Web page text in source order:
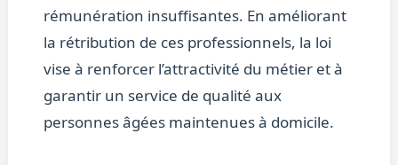
rémunération insuffisantes. En améliorant
la rétribution de ces professionnels, la loi
vise à renforcer l’attractivité du métier et à
garantir un service de qualité aux
personnes âgées maintenues à domicile.